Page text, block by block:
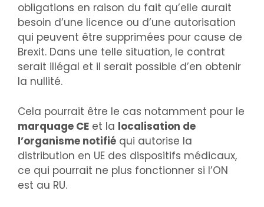
obligations en raison du fait qu’elle aurait
besoin d’une licence ou d’une autorisation
qui peuvent être supprimées pour cause de
Brexit. Dans une telle situation, le contrat
serait illégal et il serait possible d’en obtenir
la nullité.
Cela pourrait être le cas notamment pour le
marquage CE et la localisation de
l’organisme notifié qui autorise la
distribution en UE des dispositifs médicaux,
ce qui pourrait ne plus fonctionner si l’ON
est au RU.